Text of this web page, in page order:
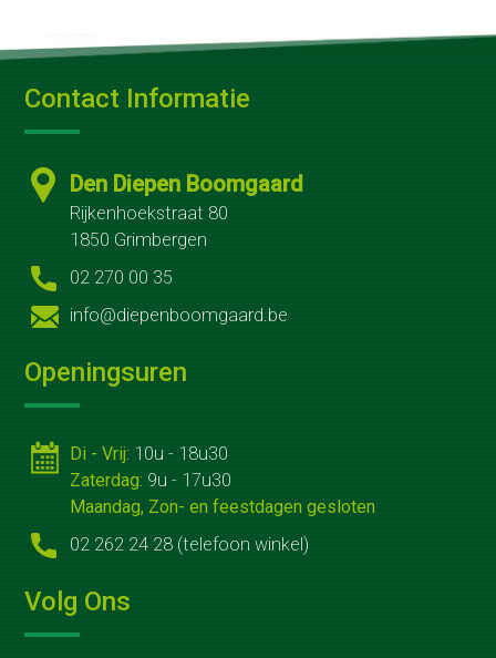
Feest
Koffietafels
Catering
Openbare
Bedrijfsterreinen
jou
Contact Informatie
Den Diepen Boomgaard
Rijkenhoekstraat 80
1850 Grimbergen
02 270 00 35
info@diepenboomgaard.be
Openingsuren
Di - Vrij: 10u - 18u30
Zaterdag: 9u - 17u30
Maandag, Zon- en feestdagen gesloten
02 262 24 28 (telefoon winkel)
Volg Ons